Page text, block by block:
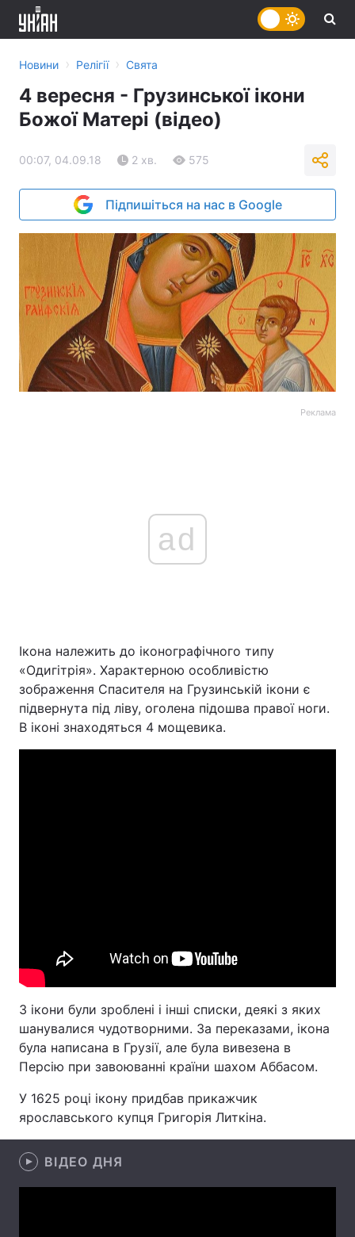
Зброя Інциденти
Здоров'я Туризм
Погода
Екологія Регіони
Лонгріди
Відео з Youtube Статті
Інтерв'ю
Новини › Релігії › Свята
4 вересня - Грузинської ікони
Божої Матері (відео)
00:07, 04.09.18 2 хв. 575
Підпишіться на нас в Google
Реклама
ad
Ікона належить до іконографічного типу
«Одигітрія». Характерною особливістю
зображення Спасителя на Грузинській ікони є
підвернута під ліву, оголена підошва правої ноги.
В іконі знаходяться 4 мощевика.
З ікони були зроблені і інші списки, деякі з яких
шанувалися чудотворними. За переказами, ікона
була написана в Грузії, але була вивезена в
Персію при завоюванні країни шахом Аббасом.
У 1625 році ікону придбав прикажчик
ярославського купця Григорія Литкіна.
ВІДЕО ДНЯ